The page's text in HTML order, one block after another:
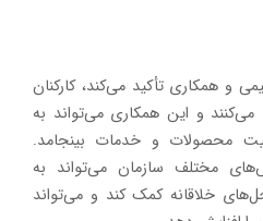
و همکاری تأکید می‌کند، کارکنان
می‌کنند و این همکاری می‌تواند به
محصولات و خدمات بینجامد.
مختلف سازمان می‌تواند به
خلاقانه کمک کند و می‌تواند